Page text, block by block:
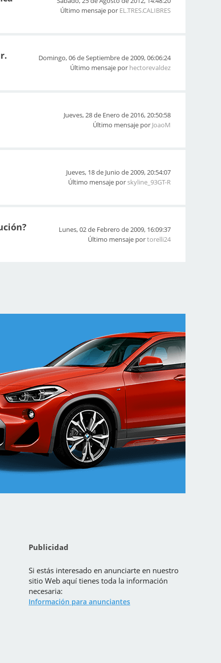
Último mensaje por EL.TRES.CALIBRES
Domingo, 06 de Septiembre de 2009, 06:06:24
Último mensaje por hectorevaldez
Jueves, 28 de Enero de 2016, 20:50:58
Último mensaje por JoaoM
Jueves, 18 de Junio de 2009, 20:54:07
Último mensaje porskyline_93GT-R
Lunes, 02 de Febrero de 2009, 16:09:37
Último mensaje portorelli24
Publicidad
Si estás interesado en anunciarte en nuestro
sitio Web aquí tienes toda la información
necesaria:
Información para anunciantes